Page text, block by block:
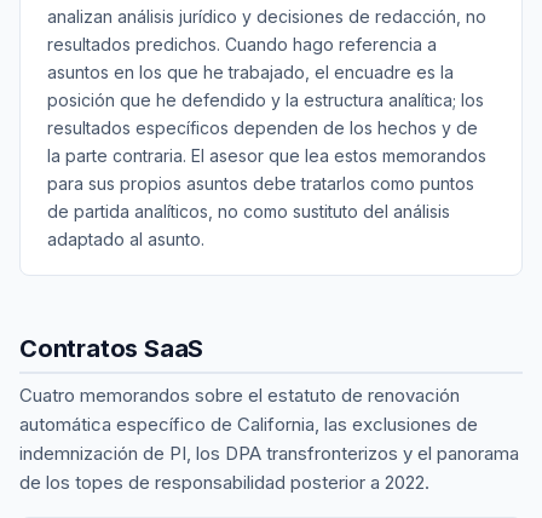
analizan análisis jurídico y decisiones de redacción, no
resultados predichos. Cuando hago referencia a
asuntos en los que he trabajado, el encuadre es la
posición que he defendido y la estructura analítica; los
resultados específicos dependen de los hechos y de
la parte contraria. El asesor que lea estos memorandos
para sus propios asuntos debe tratarlos como puntos
de partida analíticos, no como sustituto del análisis
adaptado al asunto.
Contratos SaaS
Cuatro memorandos sobre el estatuto de renovación
automática específico de California, las exclusiones de
indemnización de PI, los DPA transfronterizos y el panorama
de los topes de responsabilidad posterior a 2022.